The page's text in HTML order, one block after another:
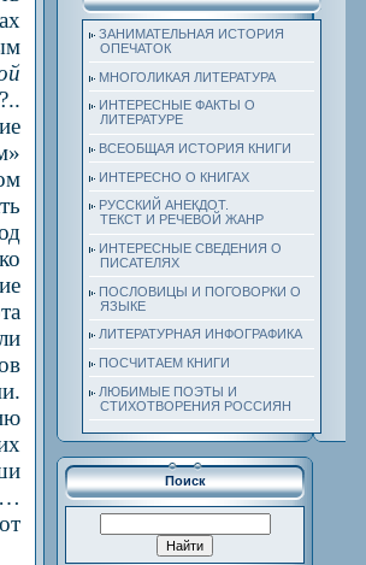
ЗАНИМАТЕЛЬНАЯ ИСТОРИЯ
ОПЕЧАТОК
МНОГОЛИКАЯ ЛИТЕРАТУРА
ИНТЕРЕСНЫЕ ФАКТЫ О
ЛИТЕРАТУРЕ
ВСЕОБЩАЯ ИСТОРИЯ КНИГИ
ИНТЕРЕСНО О КНИГАХ
РУССКИЙ АНЕКДОТ.
ТЕКСТ И РЕЧЕВОЙ ЖАНР
ИНТЕРЕСНЫЕ СВЕДЕНИЯ О
ПИСАТЕЛЯХ
ПОСЛОВИЦЫ И ПОГОВОРКИ О
ЯЗЫКЕ
ЛИТЕРАТУРНАЯ ИНФОГРАФИКА
ПОСЧИТАЕМ КНИГИ
ЛЮБИМЫЕ ПОЭТЫ И
СТИХОТВОРЕНИЯ РОССИЯН
Поиск